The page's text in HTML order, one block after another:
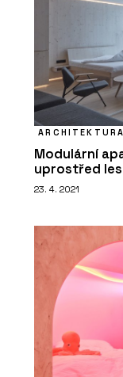
ARCHITEKTURA
Modulární
uprostřed
23. 4. 2021